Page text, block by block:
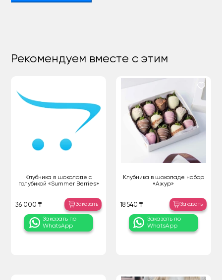
Рекомендуем вместе с этим
Клубника в шоколаде с
голубикой «Summer Berries»
36 000 ₸ Заказать
Заказать по
WhatsApp
Клубника в шоколаде набор
«Ажур»
18 540 ₸ Заказать
Заказать по
WhatsApp